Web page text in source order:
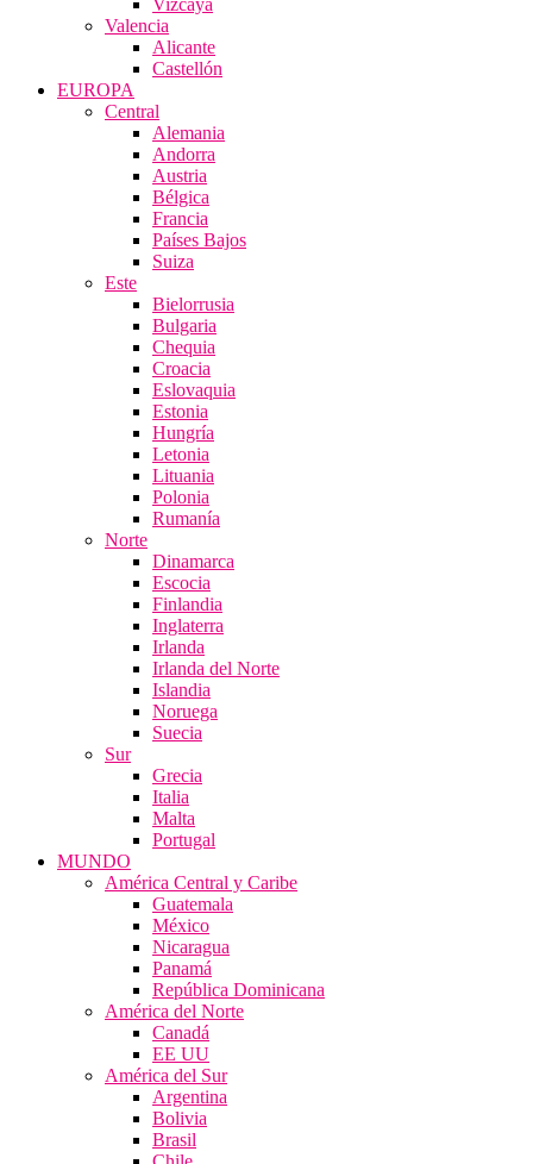
Vizcaya
Valencia
Alicante
Castellón
EUROPA
Central
Alemania
Andorra
Austria
Bélgica
Francia
Países Bajos
Suiza
Este
Bielorrusia
Bulgaria
Chequia
Croacia
Eslovaquia
Estonia
Hungría
Letonia
Lituania
Polonia
Rumanía
Norte
Dinamarca
Escocia
Finlandia
Inglaterra
Irlanda
Irlanda del Norte
Islandia
Noruega
Suecia
Sur
Grecia
Italia
Malta
Portugal
MUNDO
América Central y Caribe
Guatemala
México
Nicaragua
Panamá
República Dominicana
América del Norte
Canadá
EE UU
América del Sur
Argentina
Bolivia
Brasil